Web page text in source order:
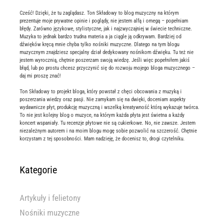
Cześć! Dzięki, że tu zaglądasz. Ton Składowy to blog muzyczny na którym
prezentuje moje prywatne opinie i poglądy, nie jestem alfą i omegą – popełniam
błędy. Zarówno językowe, stylistyczne, jak i najzwyczajniej w świecie techniczne.
Muzyka to jednak bardzo trudna materia a ja ciągle ją odkrywam. Bardziej od
dźwięków kręcą mnie chyba tylko nośniki muzyczne. Dlatego na tym blogu
muzycznym znajdziesz specjalny dział dedykowany nośnikom dźwięku. Tu też nie
jestem wyrocznią, chętnie poszerzam swoją wiedzę. Jeśli więc popełniłem jakiś
błąd, lub po prostu chcesz przyczynić się do rozwoju mojego bloga muzycznego –
daj mi proszę znać!
Ton Składowy to projekt bloga, który powstał z chęci obcowania z muzyką i
poszerzania wiedzy oraz pasji. Nie zamykam się na dwięki, doceniam aspekty
wydawnicze płyt, produkcję muzyczną i wszelką kreatywność którą wykazuje twórca.
To nie jest kolejny blog o muzyce, na którym każda płyta jest świetna a każdy
koncert wspaniały. Tu recenzje płytowe nie są cukierkowe. No, nie zawsze. Jestem
niezależnym autorem i na moim blogu mogę sobie pozwolić na szczerość. Chętnie
korzystam z tej sposobności. Mam nadzieję, że docenisz to, drogi czytelniku.
Kategorie
Artykuły i felietony
Nośniki muzyczne